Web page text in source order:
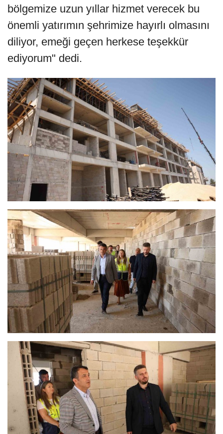
bölgemize uzun yıllar hizmet verecek bu
önemli yatırımın şehrimize hayırlı olmasını
diliyor, emeği geçen herkese teşekkür
ediyorum" dedi.